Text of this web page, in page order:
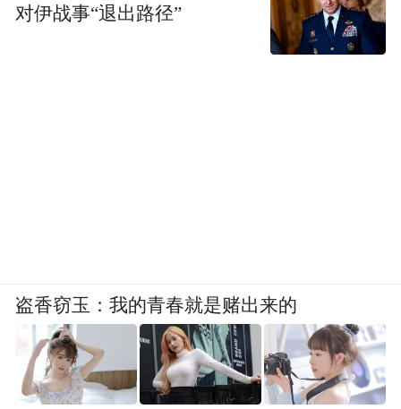
对伊战事“退出路径”
盗香窃玉：我的青春就是赌出来的